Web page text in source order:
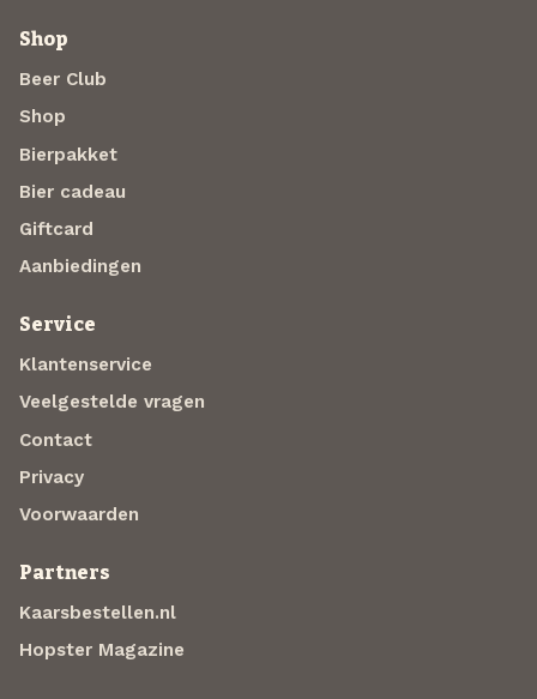
Shop
Beer Club
Shop
Bierpakket
Bier cadeau
Giftcard
Aanbiedingen
Service
Klantenservice
Veelgestelde vragen
Contact
Privacy
Voorwaarden
Partners
Kaarsbestellen.nl
Hopster Magazine